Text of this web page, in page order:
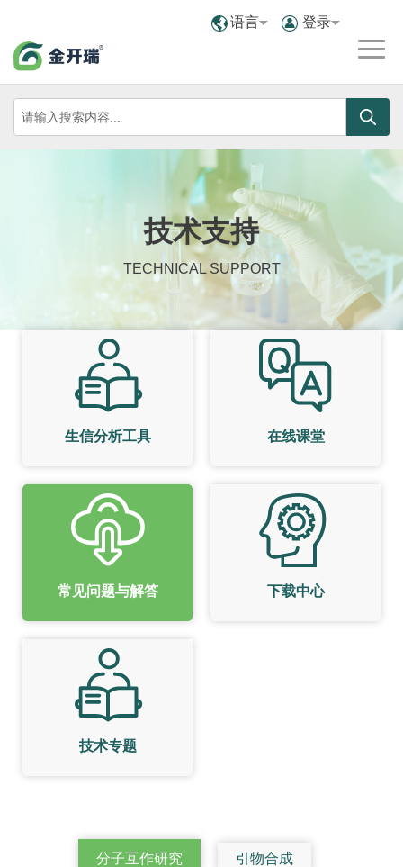
语言 登录
技术支持
TECHNICAL SUPPORT
生信分析工具 在线课堂
常见问题与解答 下载中心
技术专题
分子互作研究 引物合成